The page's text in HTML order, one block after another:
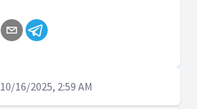
10/16/2025, 2:59 AM